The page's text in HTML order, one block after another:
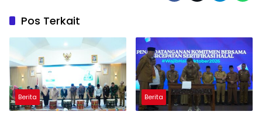
Pos Terkait
Berita Berita